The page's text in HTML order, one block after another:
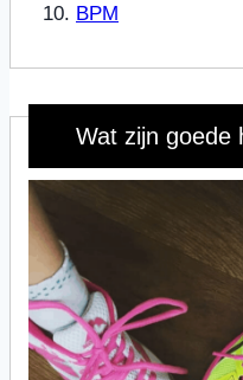
BPM
Wat zijn goede